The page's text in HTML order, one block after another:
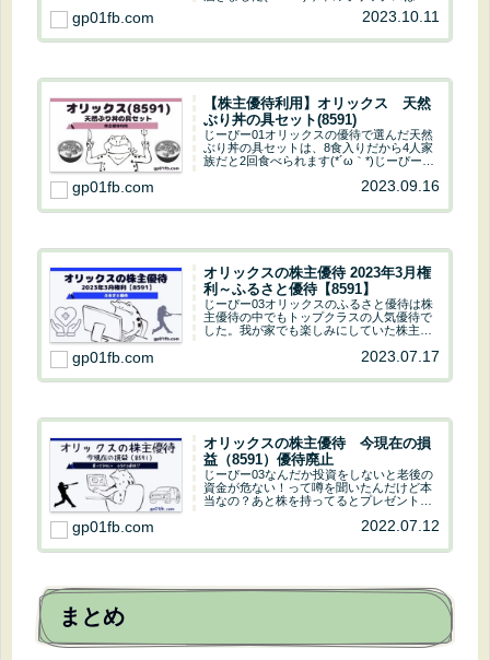
魚づくしです～じーぴー033名義中2つがお
魚なのよね！もう1つはオオサンショウウオ
gp01fb.com 2023.10.11
【株主優待利用】オリックス 天然
ぶり丼の具セット(8591)
じーぴー01オリックスの優待で選んだ天然
ぶり丼の具セットは、8食入りだから4人家
族だと2回食べられます(*´ω｀*)じーぴー03
ぶね！じーぴー01息子はまだお刺し身はち
gp01fb.com 2023.09.16
オリックスの株主優待 2023年3月権
利～ふるさと優待【8591】
じーぴー03オリックスのふるさと優待は株
主優待の中でもトップクラスの人気優待で
した。我が家でも楽しみにしていた株主優
ん。ま～決まってしまった事は仕方が無い
たし...
gp01fb.com 2023.07.17
オリックスの株主優待 今現在の損
益（8591）優待廃止
じーぴー03なんだか投資をしないと老後の
資金が危ない！って噂を聞いたんだけど本
当なの？あと株を持ってるとプレゼントが
じーぴー01あまり噂に踊らされてはいけな
っている...
gp01fb.com 2022.07.12
まとめ